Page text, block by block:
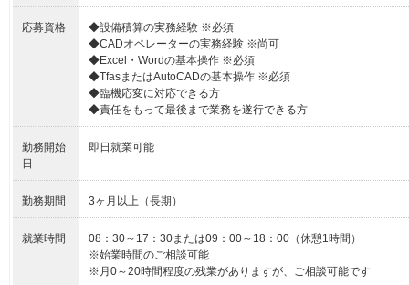
応募資格
◆設備積算の実務経験 ※必須
◆CADオペレーターの実務経験 ※尚可
◆Excel・Wordの基本操作 ※必須
◆TfasまたはAutoCADの基本操作 ※必須
◆臨機応変に対応できる方
◆責任をもって最後まで業務を遂行できる方
勤務開始
日
即日就業可能
勤務期間 3ヶ月以上（長期）
就業時間
08：30～17：30または09：00～18：00（休憩1時間）
※始業時間のご相談可能
※月0～20時間程度の残業がありますが、ご相談可能です